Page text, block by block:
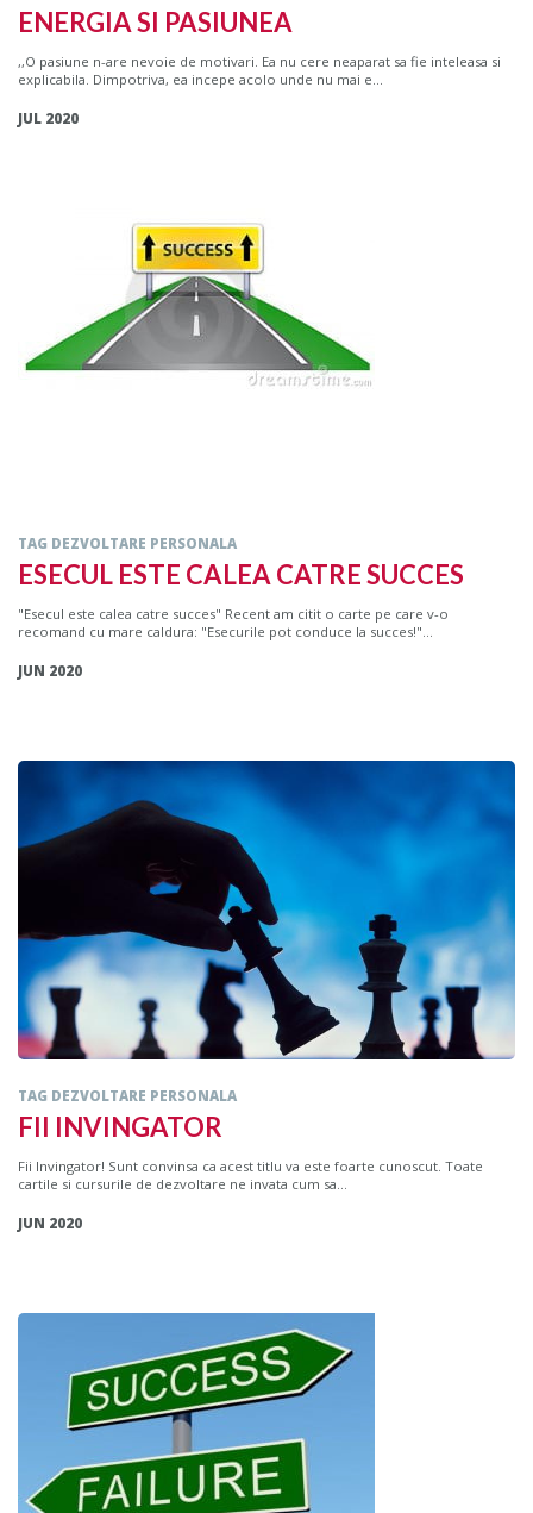
ENERGIA SI PASIUNEA
,,O pasiune n-are nevoie de motivari. Ea nu cere neaparat sa fie inteleasa si
explicabila. Dimpotriva, ea incepe acolo unde nu mai e...
JUL 2020
TAG DEZVOLTARE PERSONALA
ESECUL ESTE CALEA CATRE SUCCES
"Esecul este calea catre succes" Recent am citit o carte pe care v-o
recomand cu mare caldura: "Esecurile pot conduce la succes!"...
JUN 2020
TAG DEZVOLTARE PERSONALA
FII INVINGATOR
Fii Invingator! Sunt convinsa ca acest titlu va este foarte cunoscut. Toate
cartile si cursurile de dezvoltare ne invata cum sa...
JUN 2020